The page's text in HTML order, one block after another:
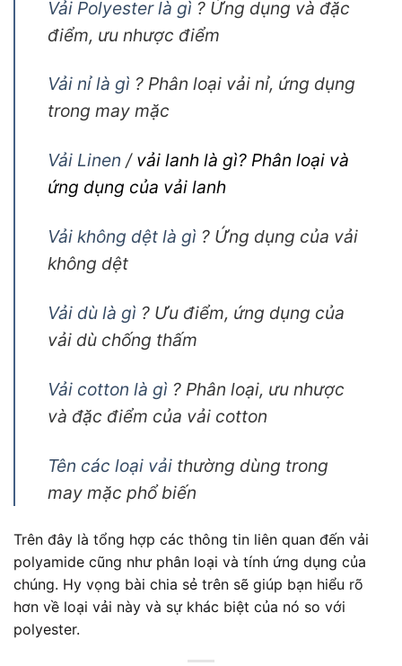
Vải Polyester là gì ? Ứng dụng và đặc
điểm, ưu nhược điểm
Vải nỉ là gì ? Phân loại vải nỉ, ứng dụng
trong may mặc
Vải Linen / vải lanh là gì? Phân loại và
ứng dụng của vải lanh
Vải không dệt là gì ? Ứng dụng của vải
không dệt
Vải dù là gì ? Ưu điểm, ứng dụng của
vải dù chống thấm
Vải cotton là gì ? Phân loại, ưu nhược
và đặc điểm của vải cotton
Tên các loại vải thường dùng trong
may mặc phổ biến
Trên đây là tổng hợp các thông tin liên quan đến vải
polyamide cũng như phân loại và tính ứng dụng của
chúng. Hy vọng bài chia sẻ trên sẽ giúp bạn hiểu rõ
hơn về loại vải này và sự khác biệt của nó so với
polyester.